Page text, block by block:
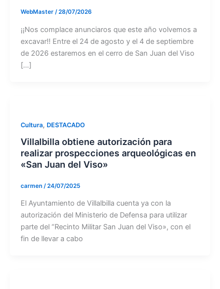
WebMaster /28/07/2026
¡¡Nos complace anunciaros que este año volvemos a
excavar!! Entre el 24 de agosto y el 4 de septiembre
de 2026 estaremos en el cerro de San Juan del Viso
[…]
Cultura, DESTACADO
Villalbilla obtiene autorización para
realizar prospecciones arqueológicas en
«San Juan del Viso»
carmen /24/07/2025
El Ayuntamiento de Villalbilla cuenta ya con la
autorización del Ministerio de Defensa para utilizar
parte del “Recinto Militar San Juan del Viso», con el
fin de llevar a cabo